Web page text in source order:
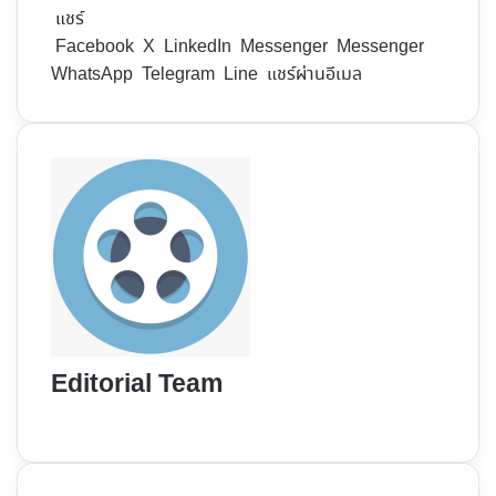
แชร์
Facebook X LinkedIn Messenger Messenger
WhatsApp Telegram Line แชร์ผ่านอีเมล
Editorial Team